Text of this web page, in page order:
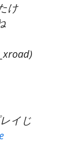
け
イじ